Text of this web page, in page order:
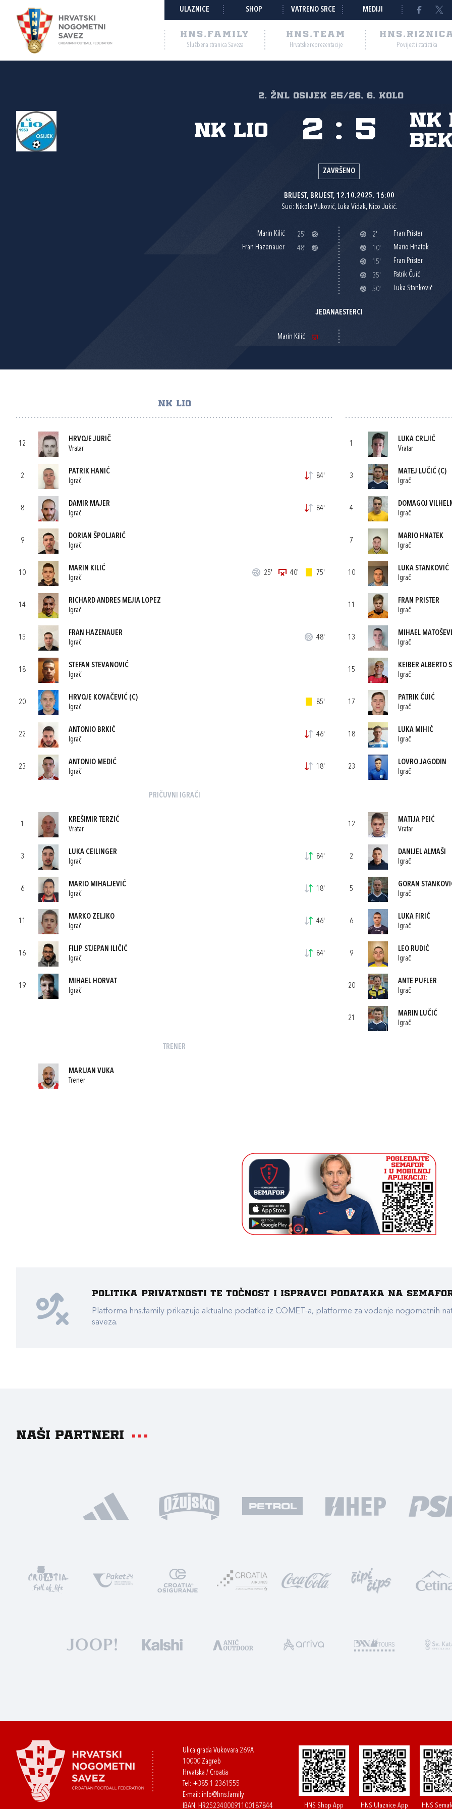
ULAZNICE SHOP VATRENO SRCE MEDIJI
HNS.FAMILY
Službena stranica Saveza
HNS.TEAM
Hrvatske reprezentacije Povijest i statistika
2. ŽNL Osijek 25/26, 6. kolo
NK Lio
NK
2 : 5
ZAVRŠENO
BRIJEST, BRIJEST, 12.10.2025. 16:00
Suci: Nikola Vuković, Luka Vidak, Nico Jukić.
Marin Kilić
25'
Fran Hazenauer
48'
2'
Fran Prister
10'
Mario Hnatek
15'
Fran Prister
35'
Patrik Čuić
50'
Luka Stanković
JEDANAESTERCI
Marin Kilić
NK LIO
12
HRVOJE JURIČ
Vratar
2
PATRIK HANIĆ
Igrač
84'
8
DAMIR MAJER
Igrač
84'
9
DORIAN ŠPOLJARIĆ
Igrač
10
MARIN KILIĆ
Igrač
25' 40' 75'
14
RICHARD ANDRES MEJIA LOPEZ
Igrač
15
FRAN HAZENAUER
Igrač
48'
18
STEFAN STEVANOVIĆ
Igrač
20
HRVOJE KOVAČEVIĆ (C)
Igrač
85'
22
ANTONIO BRKIĆ
Igrač
46'
23
ANTONIO MEDIĆ
Igrač
18'
PRIČUVNI IGRAČI
1
KREŠIMIR TERZIĆ
Vratar
3
LUKA CEILINGER
Igrač
84'
6
MARIO MIHALJEVIĆ
Igrač
18'
11
MARKO ZELJKO
Igrač
46'
16
FILIP STJEPAN ILIČIĆ
Igrač
84'
19
MIHAEL HORVAT
Igrač
TRENER
MARIJAN VUKA
Trener
1
LUKA CRLJIĆ
Vratar
3
MATEJ LUČIĆ(C)
Igrač
4
DOMAGOJ
Igrač
7
MARIO HNATEK
Igrač
10
LUKA STANKOVIĆ
Igrač
11
FRAN PRISTER
Igrač
13
MIHAEL
Igrač
15
KEIBER ALBERTO
Igrač
17
PATRIK ČUIĆ
Igrač
18
LUKA MIHIĆ
Igrač
23
LOVRO JAGODIN
Igrač
12
MATIJA PEIĆ
Vratar
2
DANIJEL ALMAŠI
Igrač
5
GORAN
Igrač
6
LUKA FIRIĆ
Igrač
9
LEO RUDIĆ
Igrač
20
ANTE PUFLER
Igrač
21
MARIN LUČIĆ
Igrač
Politika privatnosti te točnost i ispravci podataka na
Platforma hns.family prikazuje aktualne podatke iz COMET-a, platforme za vođenje nogometnih
saveza.
Naši partneri
Ulica grada Vukovara 269A
10000 Zagreb
Hrvatska / Croatia
Tel: +385 1 2361555
E-mail: info@hns.family
IBAN: HR2523400091100187844
HNS Shop App HNS Ulaznice App HNS